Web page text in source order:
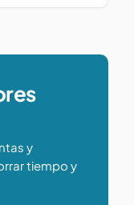
y
tiempo y